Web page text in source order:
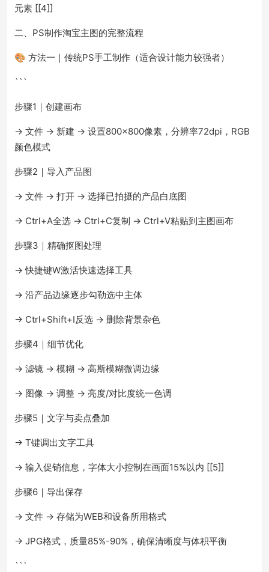
元素 [[4]]
二、PS制作淘宝主图的完整流程
🎨 方法一｜传统PS手工制作（适合设计能力较强者）
```
步骤1｜创建画布
→ 文件 → 新建 → 设置800×800像素，分辨率72dpi，RGB
颜色模式
步骤2｜导入产品图
→ 文件 → 打开 → 选择已拍摄的产品白底图
→ Ctrl+A全选 → Ctrl+C复制 → Ctrl+V粘贴到主图画布
步骤3｜精确抠图处理
→ 快捷键W激活快速选择工具
→ 沿产品边缘逐步勾勒选中主体
→ Ctrl+Shift+I反选 → 删除背景杂色
步骤4｜细节优化
→ 滤镜 → 模糊 → 高斯模糊微调边缘
→ 图像 → 调整 → 亮度/对比度统一色调
步骤5｜文字与卖点叠加
→ T键调出文字工具
→ 输入促销信息，字体大小控制在画面15%以内 [[5]]
步骤6｜导出保存
→ 文件 → 存储为WEB和设备所用格式
→ JPG格式，质量85%-90%，确保清晰度与体积平衡
```